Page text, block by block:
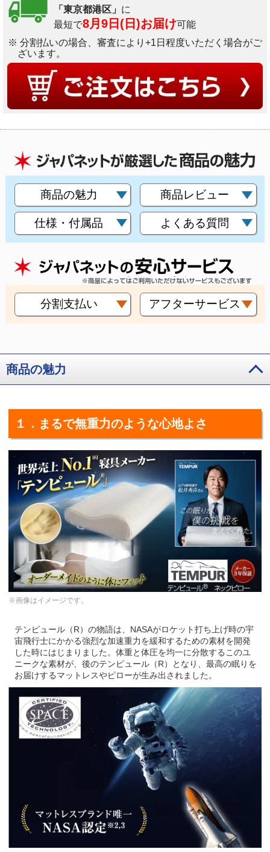
「東京都港区」 に
最短で8月9日(日)お届け可能
※ 分割払いの場合、審査により+1日程度いただく場合がご
ざいます。
商品の魅力 商品レビュー
仕様・付属品 よくある質問
分割支払い アフターサービス
商品の魅力
１．まるで無重力のような心地よさ
※画像はイメージです。
テンピュール（R）の物語は、NASAがロケット打ち上げ時の宇
宙飛行士にかかる強烈な加速重力を緩和するための素材を開発
した時にはじまりました。体重と体圧を均一に分散するこのユ
ニークな素材が、後のテンピュール（R）となり、最高の眠りを
お届けするマットレスやピローが生み出されました。